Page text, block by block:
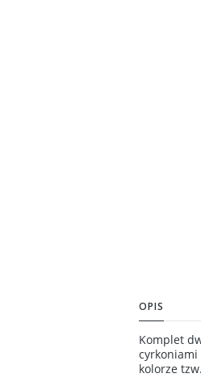
OPIS
Komplet
cyrkoniami
kolorze